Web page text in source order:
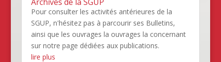
Pour consulter les activités antérieures de la
SGUP, n'hésitez pas à parcourir ses Bulletins,
ainsi que les ouvrages la ouvrages la concernant
sur notre page dédiées aux publications.
lire plus